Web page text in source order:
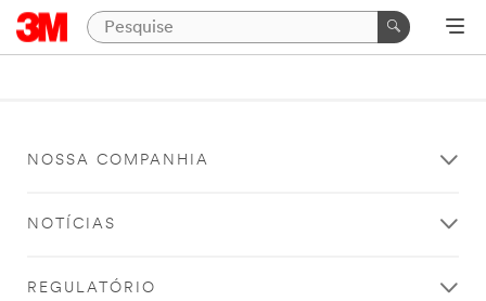
NOSSA COMPANHIA
NOTÍCIAS
REGULATÓRIO